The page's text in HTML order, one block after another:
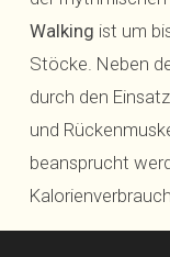
Walking ist um
Stöcke. Neben
durch den
und
beansprucht